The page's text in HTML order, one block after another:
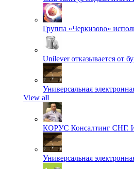
Группа «Черкизово»
Unilever отказывается от
Универсальная
View all
КОРУС Консалтинг СНГ.
Универсальная